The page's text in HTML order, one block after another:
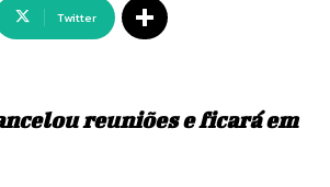
Twitter
reuniões e ficará em